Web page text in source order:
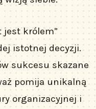
jest królem”
istotnej decyzji.
sukcesu skazane
pomija unikalną
organizacyjnej i